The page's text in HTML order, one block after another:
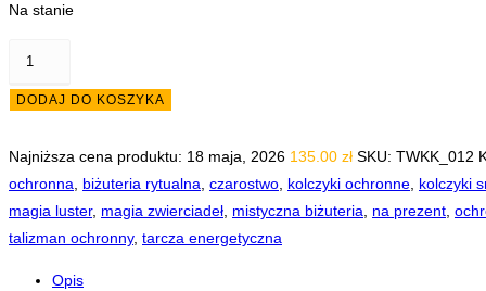
Na stanie
ilość
Ochronne
Lustrem,
Twoja
Lustrzana
Tarcza
DODAJ DO KOSZYKA
Najniższa cena produktu: 18 maja, 2026 135.00 zł SKU: TWKK_012
ochronna, biżuteria rytualna, czarostwo, kolczyki ochronne, kolczyki
magia luster, magia zwierciadeł, mistyczna biżuteria, na prezent,
talizman ochronny, tarcza energetyczna
Opis